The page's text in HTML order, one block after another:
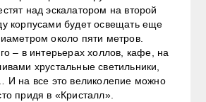
над эскалатором на второй
корпусами будет освещать еще
около пяти метров.
– в интерьерах холлов, кафе, на
хрустальные светильники,
И на все это великолепие можно
придя в «Кристалл».